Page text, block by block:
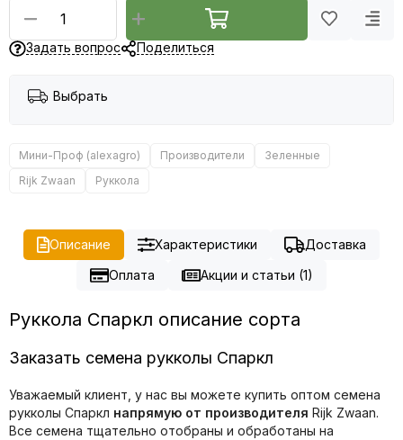
Задать вопрос Поделиться
Выбрать
Мини-Проф (alexagro) Производители
Зеленные
Rijk Zwaan
Руккола
Описание Характеристики
Доставка
Оплата
Акции и статьи (1)
Руккола Спаркл описание сорта
Заказать семена рукколы Спаркл
Уважаемый клиент, у нас вы можете купить оптом семена
рукколы Спаркл напрямую от производителя Rijk Zwaan.
Все семена тщательно отобраны и обработаны на